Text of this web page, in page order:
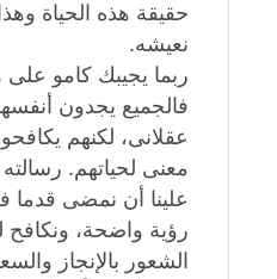
حقيقة هذه الحياة
نعيشه.
ربما يجيبك كامو على
فالجميع يجدون
عقلانى، لكنهم
معنى لحياتهم.
علينا أن نمضى قدما
رؤية واضحة،
الشعور بالإنجاز